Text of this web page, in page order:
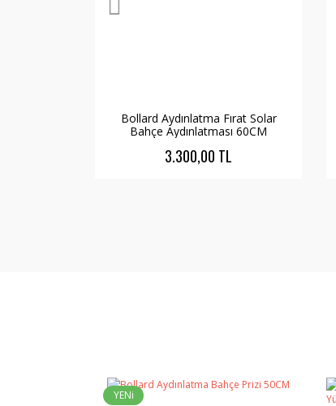
Bollard Aydınlatma Fırat Solar
Bahçe Aydınlatması 60CM
3.300,00 TL
YENi